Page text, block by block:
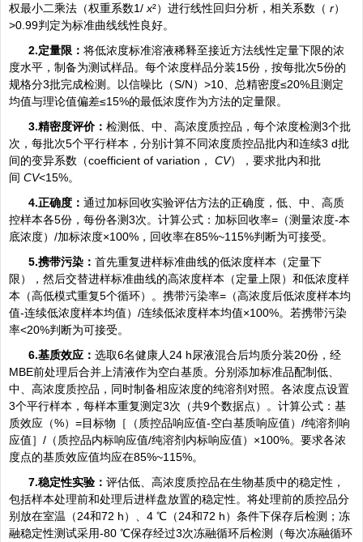
权最小二乘法（权重系数1/ x²）进行线性回归分析，相关系数（ r）
>0.99判定为标准曲线线性良好。
2.定量限： 将低浓度标准溶液稀释至接近方法线性定量下限的浓
度水平，制备为测试样品。每个浓度样品分装15份，按每批次5份的
规格分3批完成检测。以信噪比（S/N）>10、总精密度≤20%且测定
均值与理论值偏差≤15%的最低浓度作为方法的定量限。
3.精密度评价： 检测低、中、高浓度质控品，每个浓度检测3个批
次，每批次5个平行样本，分别计算不同浓度质控品批内和连续3 d批
间的变异系数（coefficient of variation， CV），要求批内和批
间 CV<15%。
4.正确度： 通过加标回收实验评估方法的正确度，低、中、高质
控样本各5份，每份各测3次。计算公式：加标回收率=（测量浓度-本
底浓度）/加标浓度×100%，回收率在85%~115%判断为可接受。
5.携带污染： 首先重复进样标准曲线的低浓度样本（定量下
限），然后交替进样标准曲线的高浓度样本（定量上限）和低浓度样
本（高低模式重复5个循环）。携带污染率=（高浓度后低浓度样本均
值-连续低浓度样本均值）/连续低浓度样本均值×100%。若携带污染
率<20%判断为可接受。
6.基质效应： 选取6名健康人24 h尿液混合后均质分装20份，经
MBE前处理后合并上清液作为空白基质。分别添加标准品配制低、
中、高浓度质控品，同时制备相应浓度的纯溶剂对照。各浓度点设置
3个平行样本，每样本重复测定3次（共9个数据点）。计算公式：基
质效应（%）=目标物［（质控品响应值-空白基质响应值）/纯溶剂响
应值］/（质控品内标响应值/纯溶剂内标响应值）×100%。要求各浓
度点的基质效应值均应在85%~115%。
7.稳定性实验： 评估低、高浓度质控品在生物基质中的稳定性，
包括样本处理前和处理后进样盘放置的稳定性。将处理前的质控品分
别放在室温（24和72 h）、4 ℃（24和72 h）条件下保存后检测；冻
融稳定性测试采用-80 ℃保存经过3次冻融循环后检测（每次冻融循环